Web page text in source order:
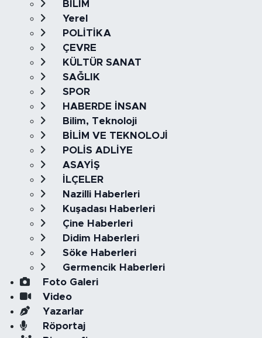
BİLİM
Yerel
POLİTİKA
ÇEVRE
KÜLTÜR SANAT
SAĞLIK
SPOR
HABERDE İNSAN
Bilim, Teknoloji
BİLİM VE TEKNOLOJİ
POLİS ADLİYE
ASAYİŞ
İLÇELER
Nazilli Haberleri
Kuşadası Haberleri
Çine Haberleri
Didim Haberleri
Söke Haberleri
Germencik Haberleri
Foto Galeri
Video
Yazarlar
Röportaj